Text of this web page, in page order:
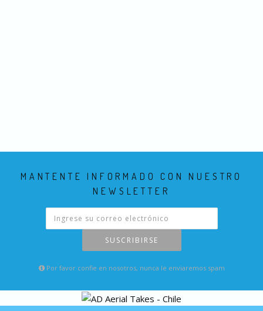
MANTENTE INFORMADO CON NUESTRO
NEWSLETTER
SUSCRIBIRSE
Por favor confie en nosotros, nunca le enviaremos spam